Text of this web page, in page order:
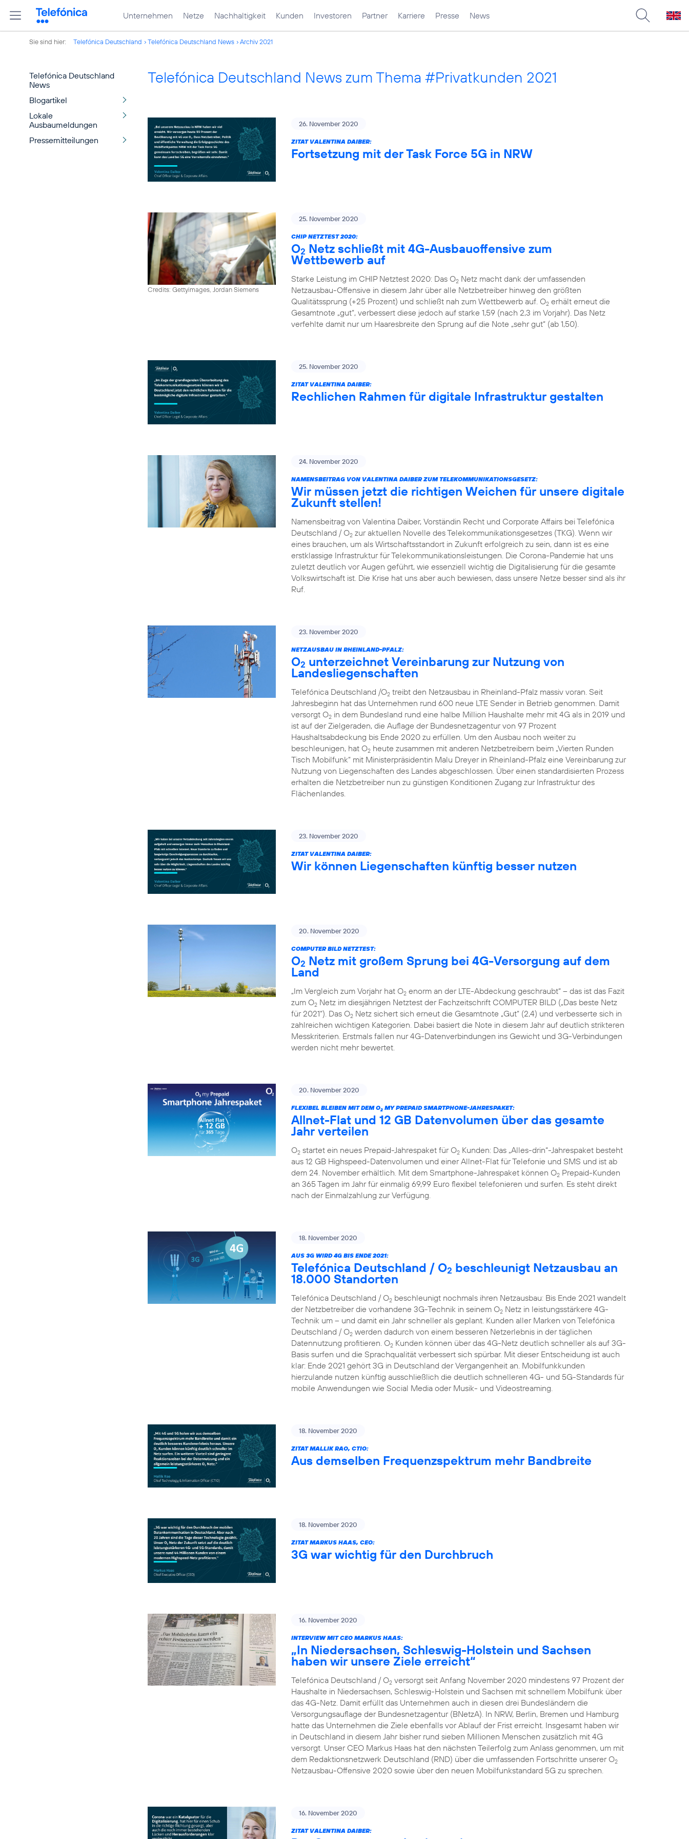
Unternehmen Netze Nachhaltigkeit Kunden Investoren Partner Karriere Presse News
Sie sind hier: Telefónica Deutschland Telefónica Deutschland News Archiv 2021
Telefónica Deutschland
News
Blogartikel
Lokale
Ausbaumeldungen
Pressemitteilungen
Telefónica Deutschland News zum Thema #Privatkunden 2021
26. November 2020
ZITAT VALENTINA DAIBER:
Fortsetzung mit der Task Force 5G in NRW
Credits: Gettyimages, Jordan Siemens
25. November 2020
CHIP NETZTEST 2020:
O2 Netz schließt mit 4G-Ausbauoffensive zum
Wettbewerb auf
Starke Leistung im CHIP Netztest 2020: Das O2 Netz macht dank der umfassenden
Netzausbau-Offensive in diesem Jahr über alle Netzbetreiber hinweg den größten
Qualitätssprung (+25 Prozent) und schließt nah zum Wettbewerb auf. O2 erhält erneut die
Gesamtnote „gut“, verbessert diese jedoch auf starke 1,59 (nach 2,3 im Vorjahr). Das Netz
verfehlte damit nur um Haaresbreite den Sprung auf die Note „sehr gut“ (ab 1,50).
25. November 2020
ZITAT VALENTINA DAIBER:
Rechlichen Rahmen für digitale Infrastruktur gestalten
24. November 2020
NAMENSBEITRAG VON VALENTINA DAIBER ZUM TELEKOMMUNIKATIONSGESETZ:
Wir müssen jetzt die richtigen Weichen für unsere digitale
Zukunft stellen!
Namensbeitrag von Valentina Daiber, Vorständin Recht und Corporate Affairs bei Telefónica
Deutschland / O2 zur aktuellen Novelle des Telekommunikationsgesetzes (TKG). Wenn wir
eines brauchen, um als Wirtschaftsstandort in Zukunft erfolgreich zu sein, dann ist es eine
erstklassige Infrastruktur für Telekommunikationsleistungen. Die Corona-Pandemie hat uns
zuletzt deutlich vor Augen geführt, wie essenziell wichtig die Digitalisierung für die gesamte
Volkswirtschaft ist. Die Krise hat uns aber auch bewiesen, dass unsere Netze besser sind als ihr
Ruf.
23. November 2020
NETZAUSBAU IN RHEINLAND-PFALZ:
O2 unterzeichnet Vereinbarung zur Nutzung von
Landesliegenschaften
Telefónica Deutschland /O2 treibt den Netzausbau in Rheinland-Pfalz massiv voran. Seit
Jahresbeginn hat das Unternehmen rund 600 neue LTE Sender in Betrieb genommen. Damit
versorgt O2 in dem Bundesland rund eine halbe Million Haushalte mehr mit 4G als in 2019 und
ist auf der Zielgeraden, die Auflage der Bundesnetzagentur von 97 Prozent
Haushaltsabdeckung bis Ende 2020 zu erfüllen. Um den Ausbau noch weiter zu
beschleunigen, hat O2 heute zusammen mit anderen Netzbetreibern beim „Vierten Runden
Tisch Mobilfunk“ mit Ministerpräsidentin Malu Dreyer in Rheinland-Pfalz eine Vereinbarung zur
Nutzung von Liegenschaften des Landes abgeschlossen. Über einen standardisierten Prozess
erhalten die Netzbetreiber nun zu günstigen Konditionen Zugang zur Infrastruktur des
Flächenlandes.
23. November 2020
ZITAT VALENTINA DAIBER:
Wir können Liegenschaften künftig besser nutzen
20. November 2020
COMPUTER BILD NETZTEST:
O2 Netz mit großem Sprung bei 4G-Versorgung auf dem
Land
„Im Vergleich zum Vorjahr hat O2 enorm an der LTE-Abdeckung geschraubt“ – das ist das Fazit
zum O2 Netz im diesjährigen Netztest der Fachzeitschrift COMPUTER BILD („Das beste Netz
für 2021“). Das O2 Netz sichert sich erneut die Gesamtnote „Gut“ (2,4) und verbesserte sich in
zahlreichen wichtigen Kategorien. Dabei basiert die Note in diesem Jahr auf deutlich strikteren
Messkriterien. Erstmals fallen nur 4G-Datenverbindungen ins Gewicht und 3G-Verbindungen
werden nicht mehr bewertet.
20. November 2020
FLEXIBEL BLEIBEN MIT DEM O2 MY PREPAID SMARTPHONE-JAHRESPAKET:
Allnet-Flat und 12 GB Datenvolumen über das gesamte
Jahr verteilen
O2 startet ein neues Prepaid-Jahrespaket für O2 Kunden: Das „Alles-drin“-Jahrespaket besteht
aus 12 GB Highspeed-Datenvolumen und einer Allnet-Flat für Telefonie und SMS und ist ab
dem 24. November erhältlich. Mit dem Smartphone-Jahrespaket können O2 Prepaid-Kunden
an 365 Tagen im Jahr für einmalig 69,99 Euro flexibel telefonieren und surfen. Es steht direkt
nach der Einmalzahlung zur Verfügung.
18. November 2020
AUS 3G WIRD 4G BIS ENDE 2021:
Telefónica Deutschland / O2 beschleunigt Netzausbau an
18.000 Standorten
Telefónica Deutschland / O2 beschleunigt nochmals ihren Netzausbau: Bis Ende 2021 wandelt
der Netzbetreiber die vorhandene 3G-Technik in seinem O2 Netz in leistungsstärkere 4G-
Technik um – und damit ein Jahr schneller als geplant. Kunden aller Marken von Telefónica
Deutschland / O2 werden dadurch von einem besseren Netzerlebnis in der täglichen
Datennutzung profitieren. O2 Kunden können über das 4G-Netz deutlich schneller als auf 3G-
Basis surfen und die Sprachqualität verbessert sich spürbar. Mit dieser Entscheidung ist auch
klar: Ende 2021 gehört 3G in Deutschland der Vergangenheit an. Mobilfunkkunden
hierzulande nutzen künftig ausschließlich die deutlich schnelleren 4G- und 5G-Standards für
mobile Anwendungen wie Social Media oder Musik- und Videostreaming.
18. November 2020
ZITAT MALLIK RAO, CTIO:
Aus demselben Frequenzspektrum mehr Bandbreite
18. November 2020
ZITAT MARKUS HAAS, CEO:
3G war wichtig für den Durchbruch
16. November 2020
INTERVIEW MIT CEO MARKUS HAAS:
„In Niedersachsen, Schleswig-Holstein und Sachsen
haben wir unsere Ziele erreicht“
Telefónica Deutschland / O2 versorgt seit Anfang November 2020 mindestens 97 Prozent der
Haushalte in Niedersachsen, Schleswig-Holstein und Sachsen mit schnellem Mobilfunk über
das 4G-Netz. Damit erfüllt das Unternehmen auch in diesen drei Bundesländern die
Versorgungsauflage der Bundesnetzagentur (BNetzA). In NRW, Berlin, Bremen und Hamburg
hatte das Unternehmen die Ziele ebenfalls vor Ablauf der Frist erreicht. Insgesamt haben wir
in Deutschland in diesem Jahr bisher rund sieben Millionen Menschen zusätzlich mit 4G
versorgt. Unser CEO Markus Haas hat den nächsten Teilerfolg zum Anlass genommen, um mit
dem Redaktionsnetzwerk Deutschland (RND) über die umfassenden Fortschritte unserer O2
Netzausbau-Offensive 2020 sowie über den neuen Mobilfunkstandard 5G zu sprechen.
16. November 2020
ZITAT VALENTINA DAIBER: